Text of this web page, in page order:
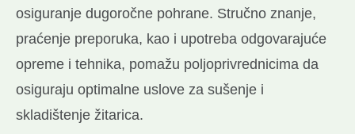
osiguranje dugoročne pohrane. Stručno znanje,
praćenje preporuka, kao i upotreba odgovarajuće
opreme i tehnika, pomažu poljoprivrednicima da
osiguraju optimalne uslove za sušenje i
skladištenje žitarica.